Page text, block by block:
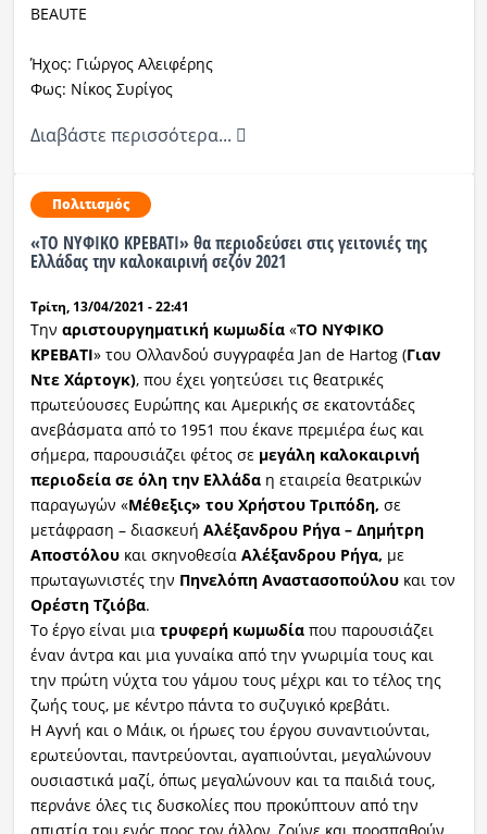
BEAUTE
Ήχος: Γιώργος Αλειφέρης
Φως: Νίκος Συρίγος
Διαβάστε περισσότερα...
Πολιτισμός
«ΤΟ ΝΥΦΙΚΟ ΚΡΕΒΑΤΙ» θα περιοδεύσει στις γειτονιές της
Ελλάδας την καλοκαιρινή σεζόν 2021
Τρίτη, 13/04/2021 - 22:41
Την αριστουργηματική κωμωδία«ΤΟ ΝΥΦΙΚΟ
ΚΡΕΒΑΤΙ» του Ολλανδού συγγραφέα Jan de Hartog (Γιαν
Ντε Χάρτογκ), που έχει γοητεύσει τις θεατρικές
πρωτεύουσες Ευρώπης και Αμερικής σε εκατοντάδες
ανεβάσματα από το 1951 που έκανε πρεμιέρα έως και
σήμερα, παρουσιάζει φέτος σε μεγάλη καλοκαιρινή
περιοδεία σε όλη την Ελλάδαη εταιρεία θεατρικών
παραγωγών «Μέθεξις» του Χρήστου Τριπόδη, σε
μετάφραση – διασκευή Αλέξανδρου Ρήγα – Δημήτρη
Aποστόλουκαι σκηνοθεσία Αλέξανδρου Ρήγα, με
πρωταγωνιστές την Πηνελόπη Αναστασοπούλουκαι τον
Ορέστη Τζιόβα.
Το έργο είναι μια τρυφερή κωμωδία που παρουσιάζει
έναν άντρα και μια γυναίκα από την γνωριμία τους και
την πρώτη νύχτα του γάμου τους μέχρι και το τέλος της
ζωής τους, με κέντρο πάντα το συζυγικό κρεβάτι.
Η Αγνή και ο Μάικ, οι ήρωες του έργου συναντιούνται,
ερωτεύονται, παντρεύονται, αγαπιούνται, μεγαλώνουν
ουσιαστικά μαζί, όπως μεγαλώνουν και τα παιδιά τους,
περνάνε όλες τις δυσκολίες που προκύπτουν από την